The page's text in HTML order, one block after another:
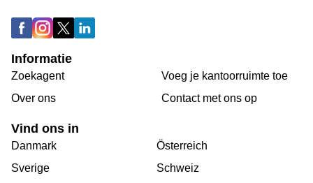
Informatie
Zoekagent
Over ons
Voeg je kantoorruimte toe
Сontact met ons op
Vind ons in
Danmark
Sverige
Österreich
Schweiz